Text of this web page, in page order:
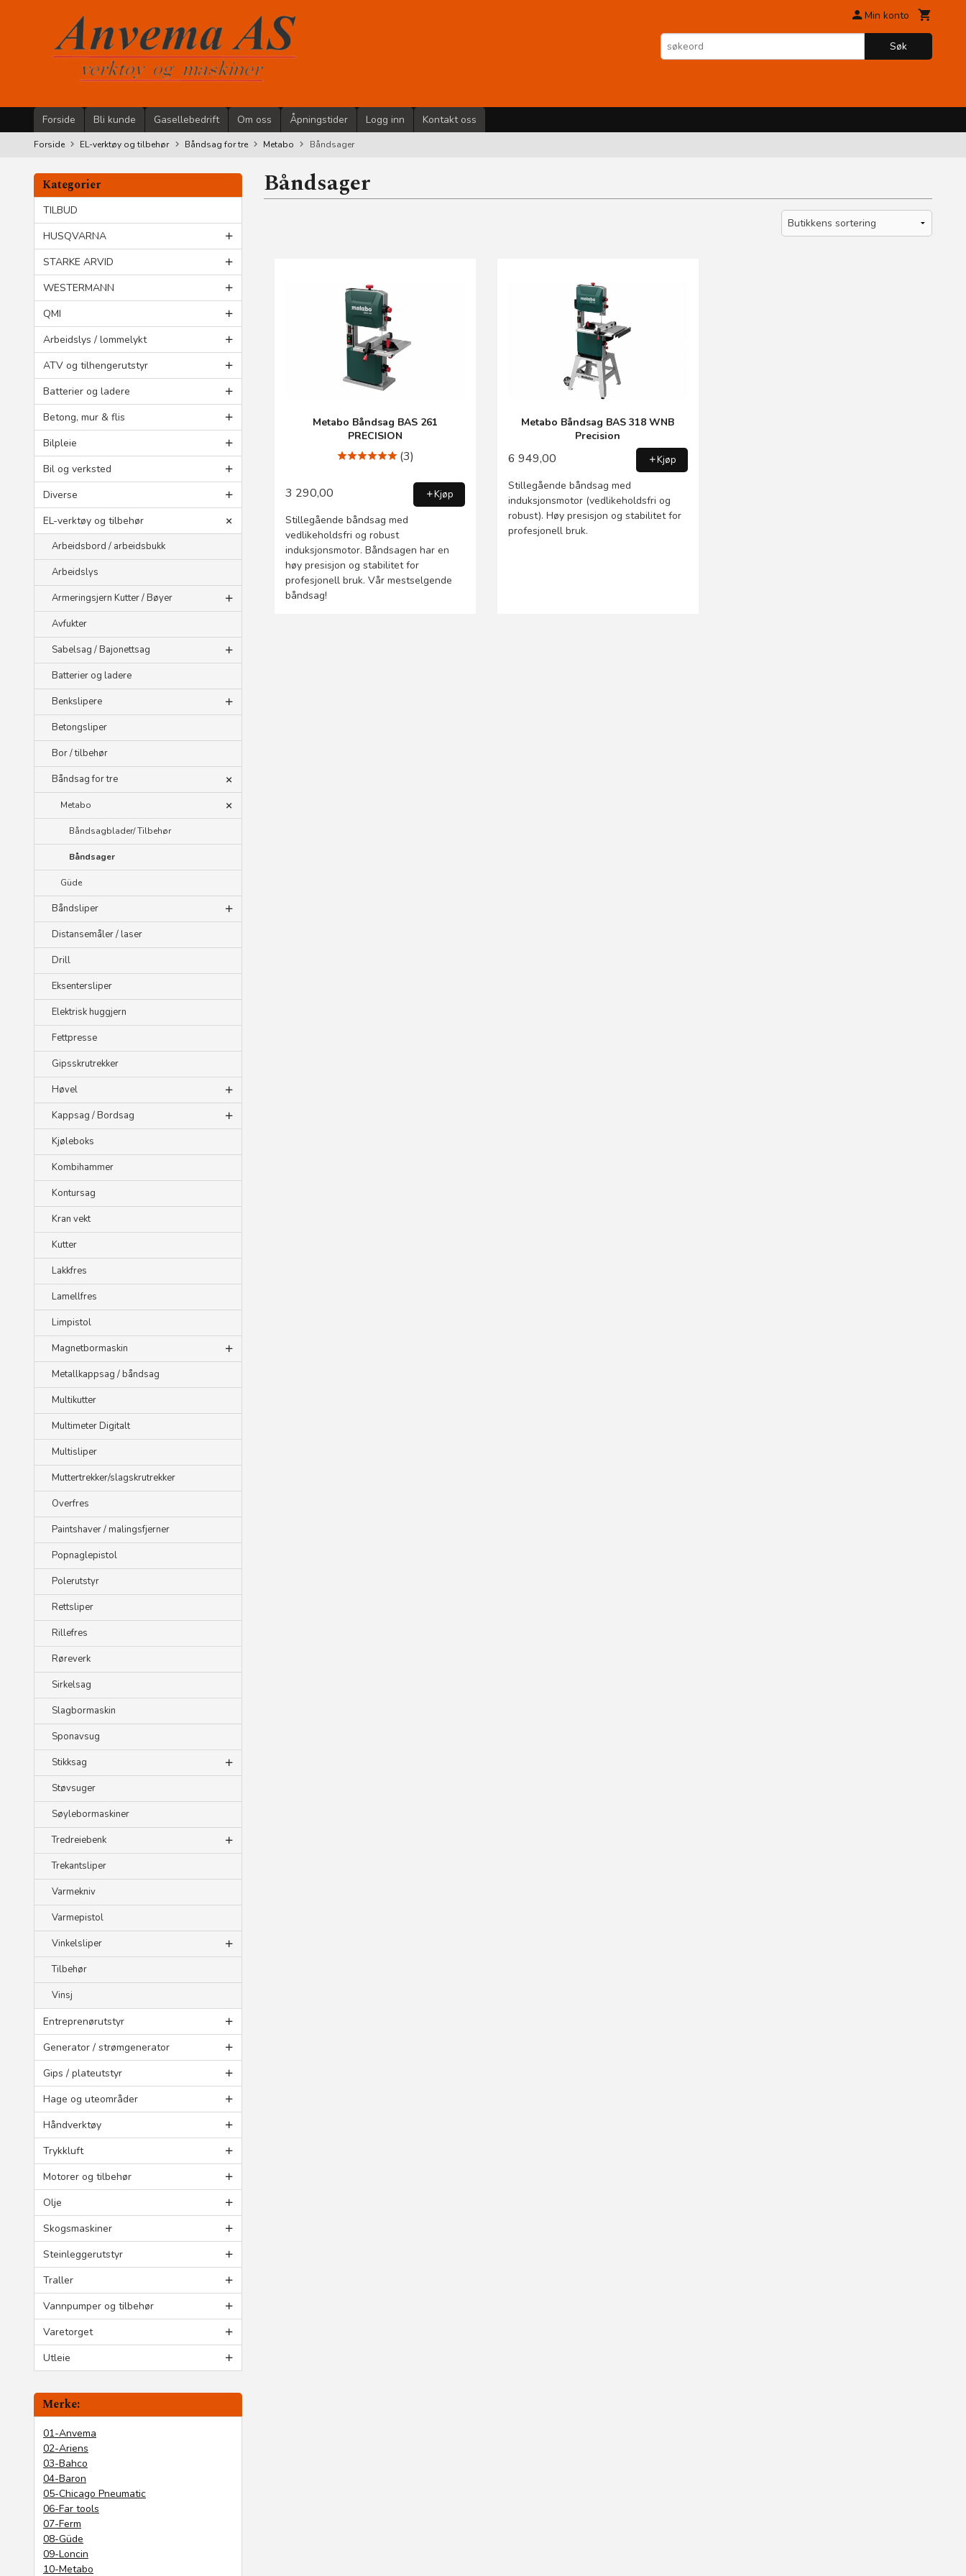
Min konto
Søk
Forside Bli kunde Gasellebedrift Om oss Åpningstider Logg inn Kontakt oss
Forside EL-verktøy og tilbehør Båndsag for tre Metabo Båndsager
Kategorier
TILBUD
HUSQVARNA
STARKE ARVID
WESTERMANN
QMI
Arbeidslys / lommelykt
ATV og tilhengerutstyr
Batterier og ladere
Betong, mur & flis
Bilpleie
Bil og verksted
Diverse
EL-verktøy og tilbehør
Arbeidsbord / arbeidsbukk
Arbeidslys
Armeringsjern Kutter / Bøyer
Avfukter
Sabelsag / Bajonettsag
Batterier og ladere
Benkslipere
Betongsliper
Bor / tilbehør
Båndsag for tre
Metabo
Båndsagblader/ Tilbehør
Båndsager
Güde
Båndsliper
Distansemåler / laser
Drill
Eksentersliper
Elektrisk huggjern
Fettpresse
Gipsskrutrekker
Høvel
Kappsag / Bordsag
Kjøleboks
Kombihammer
Kontursag
Kran vekt
Kutter
Lakkfres
Lamellfres
Limpistol
Magnetbormaskin
Metallkappsag / båndsag
Multikutter
Multimeter Digitalt
Multisliper
Muttertrekker/slagskrutrekker
Overfres
Paintshaver / malingsfjerner
Popnaglepistol
Polerutstyr
Rettsliper
Rillefres
Røreverk
Sirkelsag
Slagbormaskin
Sponavsug
Stikksag
Støvsuger
Søylebormaskiner
Tredreiebenk
Trekantsliper
Varmekniv
Varmepistol
Vinkelsliper
Tilbehør
Vinsj
Entreprenørutstyr
Generator / strømgenerator
Gips / plateutstyr
Hage og uteområder
Håndverktøy
Trykkluft
Motorer og tilbehør
Olje
Skogsmaskiner
Steinleggerutstyr
Traller
Vannpumper og tilbehør
Varetorget
Utleie
Merke:
01-Anvema
02-Ariens
03-Bahco
04-Baron
05-Chicago Pneumatic
06-Far tools
07-Ferm
08-Güde
09-Loncin
10-Metabo
Båndsager
Metabo Båndsag BAS 261
PRECISION
(3)
3 290,00 Kjøp
Stillegående båndsag med
vedlikeholdsfri og robust
induksjonsmotor. Båndsagen har en
høy presisjon og stabilitet for
profesjonell bruk. Vår mestselgende
båndsag!
Metabo Båndsag BAS 318 WNB
Precision
6 949,00 Kjøp
Stillegående båndsag med
induksjonsmotor (vedlikeholdsfri og
robust). Høy presisjon og stabilitet for
profesjonell bruk.